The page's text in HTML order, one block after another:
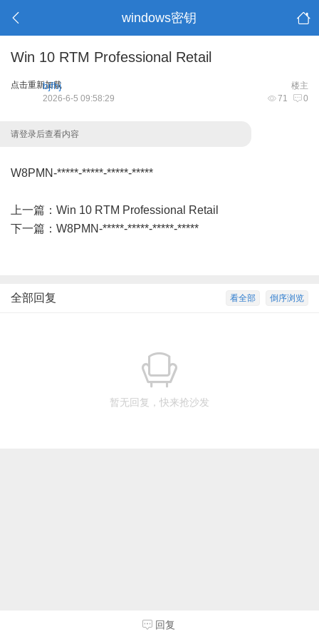
windows密钥
Win 10 RTM Professional Retail
点击重新加载 楼主
bjfhj
71 0
2026-6-5 09:58:29
请登录后查看内容
W8PMN-*****-*****-*****-*****
上一篇： Win 10 RTM Professional Retail
下一篇： W8PMN-*****-*****-*****-*****
倒序浏览
看全部
全部回复
暂无回复，快来抢沙发
回复